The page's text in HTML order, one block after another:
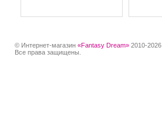
© Интернет-магазин «Fantasy Dream» 2010-2026
Все права защищены.